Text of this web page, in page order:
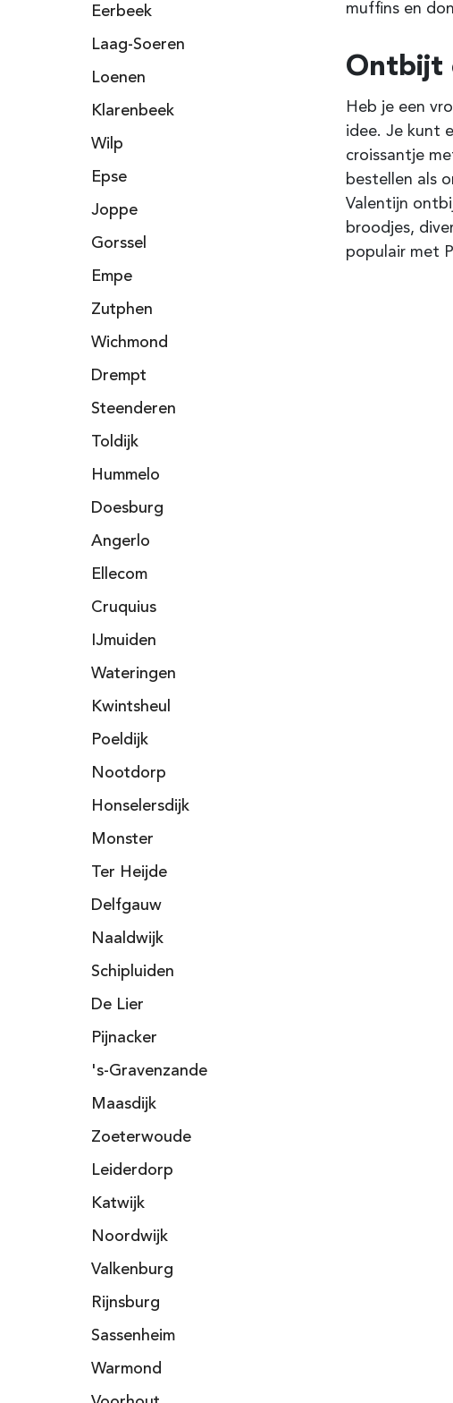
Eerbeek
Laag-Soeren
Loenen
Klarenbeek
Wilp
Epse
Joppe
Gorssel
Empe
Zutphen
Wichmond
Drempt
Steenderen
Toldijk
Hummelo
Doesburg
Angerlo
Ellecom
Cruquius
IJmuiden
Wateringen
Kwintsheul
Poeldijk
Nootdorp
Honselersdijk
Monster
Ter Heijde
Delfgauw
Naaldwijk
Schipluiden
De Lier
Pijnacker
's-Gravenzande
Maasdijk
Zoeterwoude
Leiderdorp
Katwijk
Noordwijk
Valkenburg
Rijnsburg
Sassenheim
Warmond
muffins en
Ontbijt
Heb je een
idee. Je kunt
croissantje
bestellen als
Valentijn
broodjes,
populair met